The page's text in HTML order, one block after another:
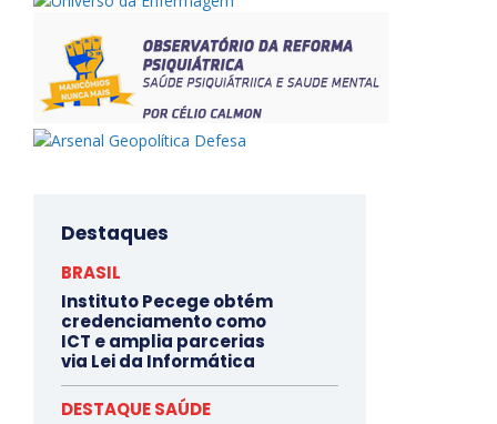
Destaques
BRASIL
Instituto Pecege obtém
credenciamento como
ICT e amplia parcerias
via Lei da Informática
DESTAQUE SAÚDE